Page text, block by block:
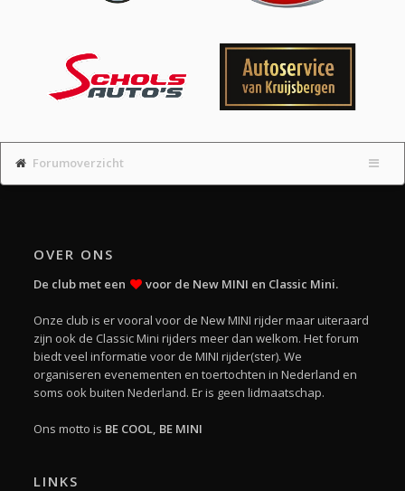
Forumoverzicht
OVER ONS
De club met een voor de New MINI en Classic Mini.
Onze club is er vooral voor de New MINI rijder maar uiteraard
zijn ook de Classic Mini rijders meer dan welkom. Het forum
biedt veel informatie voor de MINI rijder(ster). We
organiseren evenementen en toertochten in Nederland en
soms ook buiten Nederland. Er is geen lidmaatschap.
Ons motto is BE COOL, BE MINI
LINKS